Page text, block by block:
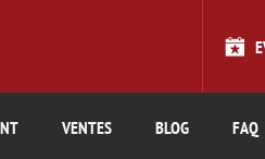
VENTES BLOG FAQ